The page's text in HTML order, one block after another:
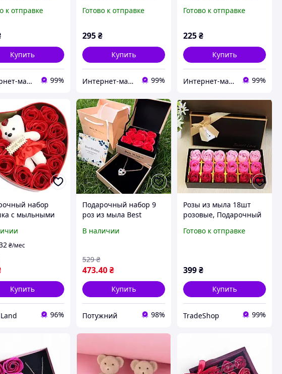
к отправке
Купить
Интернет-магазин "В костюме" 99%
Готово к отправке
295 ₴
Купить
Интернет-магазин "В костюме" 99%
№2
Готово к отправке
225₴
Купить
Интернет-магазин "В костюме" 99%
набор
с мыльными
/ Мыльные
коробке / Розы
₴/мес
Купить
96%
Подарочный набор 9
роз из мыла Best
розовом ящике с
сердца
В наличии
473.40 ₴
529 ₴
Купить
Потужний 98%
Розы из мыла 18шт
розовые, Подарочный
лепестков роз,
Готово к отправке
399₴
Купить
TradeShop 99%